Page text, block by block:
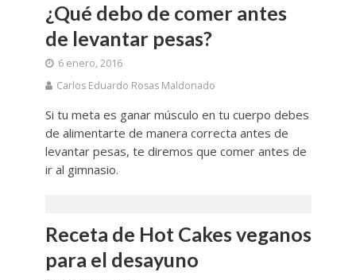
¿Qué debo de comer antes
de levantar pesas?
6 enero, 2016
Carlos Eduardo Rosas Maldonado
Si tu meta es ganar músculo en tu cuerpo debes
de alimentarte de manera correcta antes de
levantar pesas, te diremos que comer antes de
ir al gimnasio.
Receta de Hot Cakes veganos
para el desayuno